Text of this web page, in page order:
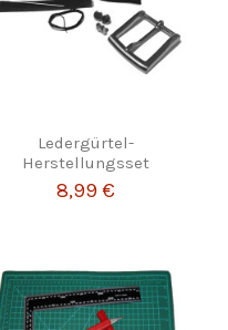
Ledergürtel-
Herstellungsset
8,99 €